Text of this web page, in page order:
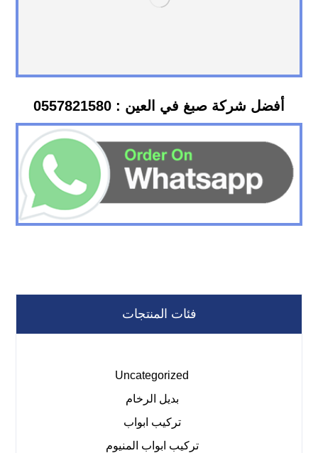
أفضل شركة صبغ في العين : 0557821580
فئات المنتجات
Uncategorized
بديل الرخام
تركيب ابواب
تركيب ابواب المنيوم